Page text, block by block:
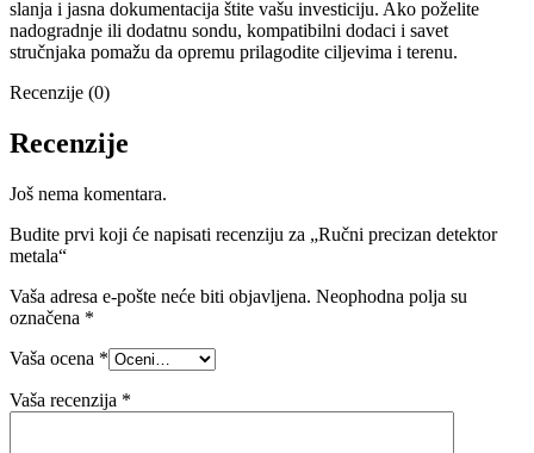
slanja i jasna dokumentacija štite vašu investiciju. Ako poželite
nadogradnje ili dodatnu sondu, kompatibilni dodaci i savet
stručnjaka pomažu da opremu prilagodite ciljevima i terenu.
Recenzije (0)
Recenzije
Još nema komentara.
Budite prvi koji će napisati recenziju za „Ručni precizan detektor
metala“
Vaša adresa e-pošte neće biti objavljena. Neophodna polja su
označena *
Vaša ocena *
Vaša recenzija *